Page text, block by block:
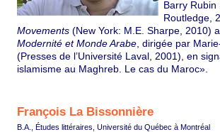
Barry
Routledge,
Movements(New York: M.E. Sharpe, 2010)
Modernité et Monde Arabe , dirigée par
(Presses de l’Université Laval, 2001), en
islamisme au Maghreb. Le cas du Maroc».
François La Bissonnière
B.A., Études littéraires, Université du Québec à Montréal